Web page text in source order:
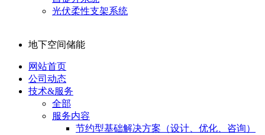
光伏柔性支架系统
地下空间储能
网站首页
公司动态
技术&服务
全部
服务内容
节约型基础解决方案（设计、优化、咨询）